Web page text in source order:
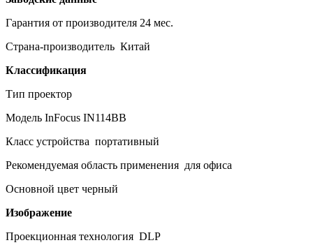
Гарантия от производителя 24 мес.
Страна-производитель Китай
Классификация
Тип проектор
Модель InFocus IN114BB
Класс устройства портативный
Рекомендуемая область применения для офиса
Основной цвет черный
Изображение
Проекционная технология DLP